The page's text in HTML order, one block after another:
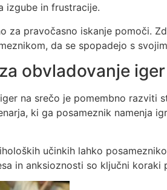
izgube in frustracije.
za pravočasno iskanje pomoči.
da se spopadejo s
obvladovanje
na srečo je pomembno
ki ga posameznik namenja
učinkih lahko
in anksioznosti so ključni koraki